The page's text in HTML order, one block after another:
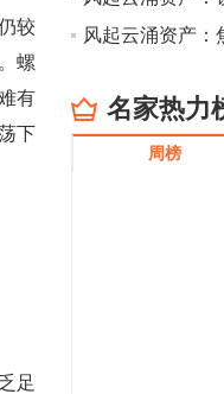
较
螺
有
下
足
CBOT大豆期
影响，夜盘连
操作为主。 ...
13:54
8月5日消息，
金主力合约涨
名家热力
周榜